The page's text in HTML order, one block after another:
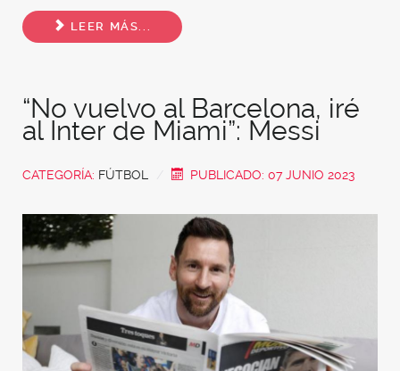
Share
LEER MÁS...
“No vuelvo al Barcelona, iré
al Inter de Miami”: Messi
CATEGORÍA: FÚTBOL PUBLICADO: 07 JUNIO 2023